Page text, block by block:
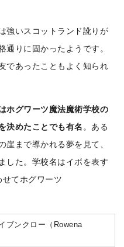
強いスコットランド訛りが
通りに固かったようです。
であったこともよく知られ
ホグワーツ魔法魔術学校の
決めたことでも有名 。ある
崖まで導かれる夢を見て、
した。学校名はイボを表す
てホグワーツ
ブンクロー（Rowena